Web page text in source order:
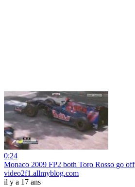
0:24
Monaco 2009 FP2 both Toro Rosso go off
video2f1.allmyblog.com
il y a 17 ans